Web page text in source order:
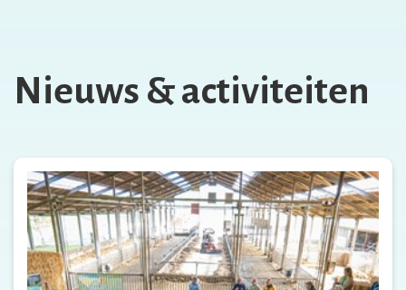
Nieuws & activiteiten